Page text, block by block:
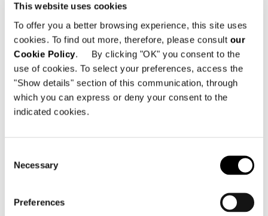
This website uses cookies
To offer you a better browsing experience, this site uses
cookies. To find out more, therefore, please consult our
Cookie Policy. By clicking "OK" you consent to the
use of cookies. To select your preferences, access the
"Show details" section of this communication, through
which you can express or deny your consent to the
indicated cookies.
Selection
Necessary
Preferences
POUF LARGE Ø CM 77 - FISSO